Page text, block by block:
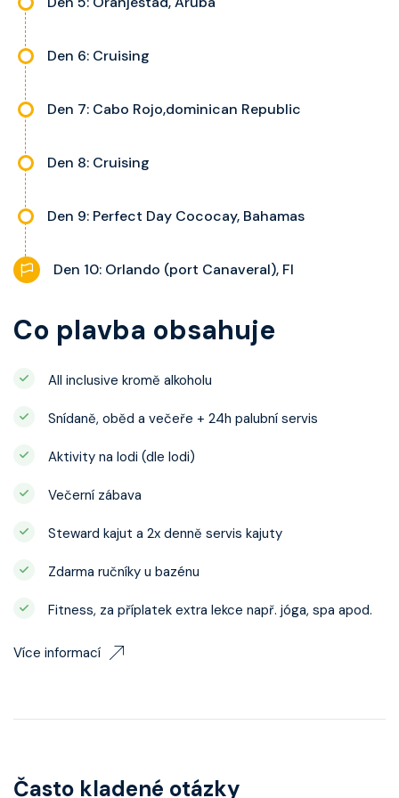
Den 6: Cruising
Den 7: Cabo Rojo,dominican Republic
Den 8: Cruising
Den 9: Perfect Day Cococay, Bahamas
Den 10: Orlando (port Canaveral), Fl
Co plavba obsahuje
All inclusive kromě alkoholu
Snídaně, oběd a večeře + 24h palubní servis
Aktivity na lodi (dle lodi)
Večerní zábava
Steward kajut a 2x denně servis kajuty
Zdarma ručníky u bazénu
Fitness, za příplatek extra lekce např. jóga, spa apod.
Více informací
Často kladené otázky